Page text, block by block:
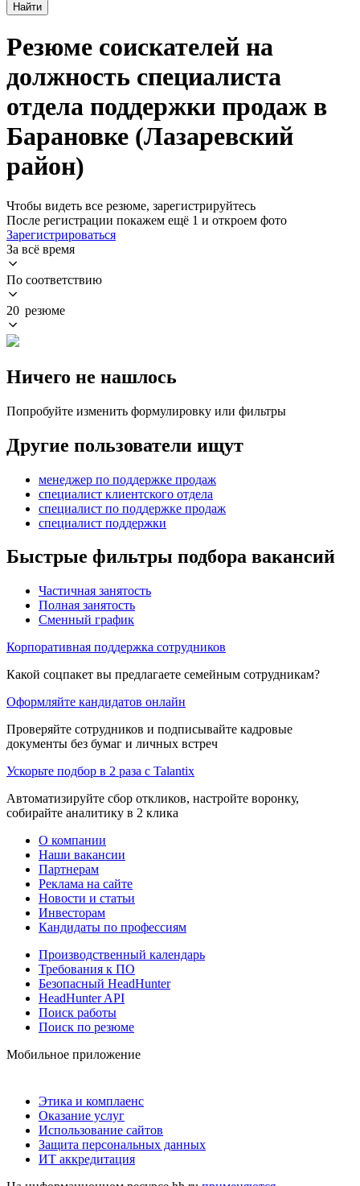
Найти
Резюме соискателей на
должность специалиста
отдела поддержки продаж в
Барановке (Лазаревский
район)
Чтобы видеть все резюме, зарегистрируйтесь
После регистрации покажем ещё 1 и откроем фото
Зарегистрироваться
За всё время
По соответствию
20 резюме
Ничего не нашлось
Попробуйте изменить формулировку или фильтры
Другие пользователи ищут
менеджер по поддержке продаж
специалист клиентского отдела
специалист по поддержке продаж
специалист поддержки
Быстрые фильтры подбора вакансий
Частичная занятость
Полная занятость
Сменный график
Корпоративная поддержка сотрудников
Какой соцпакет вы предлагаете семейным сотрудникам?
Оформляйте кандидатов онлайн
Проверяйте сотрудников и подписывайте кадровые
документы без бумаг и личных встреч
Ускорьте подбор в 2 раза с Talantix
Автоматизируйте сбор откликов, настройте воронку,
собирайте аналитику в 2 клика
О компании
Наши вакансии
Партнерам
Реклама на сайте
Новости и статьи
Инвесторам
Кандидаты по профессиям
Производственный календарь
Требования к ПО
Безопасный HeadHunter
HeadHunter API
Поиск работы
Поиск по резюме
Мобильное приложение
Этика и комплаенс
Оказание услуг
Использование сайтов
Защита персональных данных
ИТ аккредитация